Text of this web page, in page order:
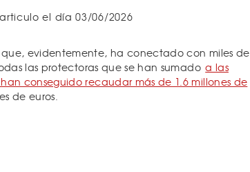
el día 03/06/2026
evidentemente, ha conectado con miles de
las protectoras que se han sumado a las
han conseguido recaudar más de 1.6 millones de
de euros.